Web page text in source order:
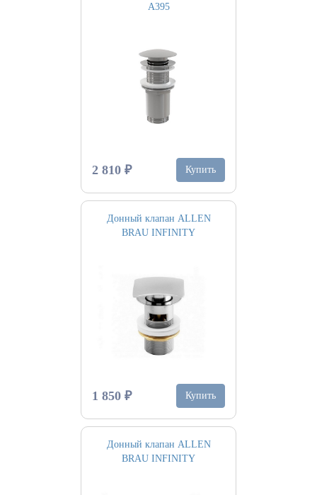
A395
2 810 ₽ Купить
Донный клапан ALLEN
BRAU INFINITY
1 850 ₽ Купить
Донный клапан ALLEN
BRAU INFINITY